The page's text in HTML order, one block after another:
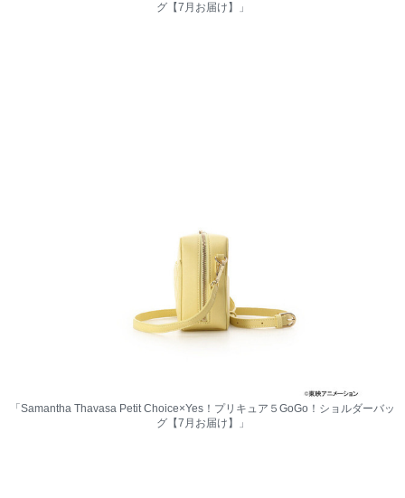
グ【7月お届け】」
「Samantha Thavasa Petit Choice×Yes！プリキュア５GoGo！ショルダーバッ
グ【7月お届け】」